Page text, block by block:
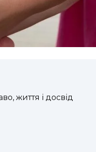
життя і досвід